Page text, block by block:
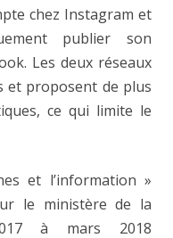
chez Instagram et
publier son
Les deux réseaux
et proposent de plus
ce qui limite le
et l’information »
le ministère de la
à mars 2018